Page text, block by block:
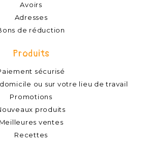
Avoirs
Adresses
de réduction
Produits
sécurisé
ou sur votre lieu de travail
Promotions
produits
Meilleures ventes
Recettes